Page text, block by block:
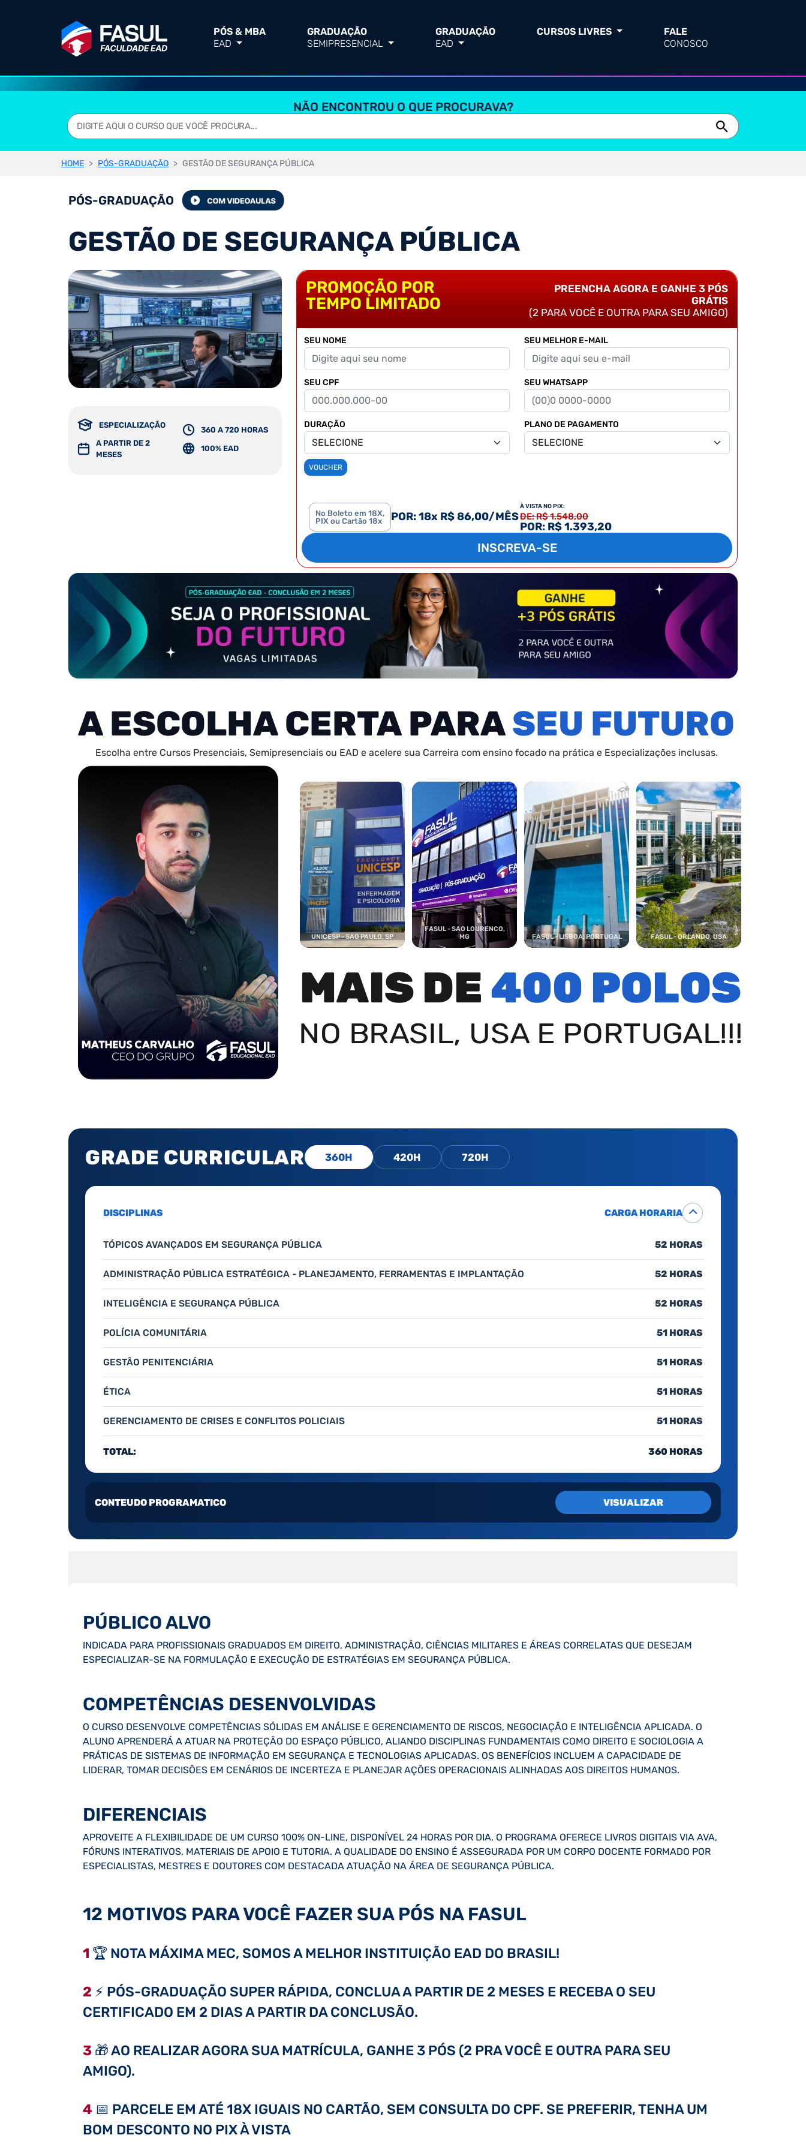
PÓS & MBA
EAD
GRADUAÇÃO
SEMIPRESENCIAL
GRADUAÇÃO
EAD
CURSOS LIVRES
FALE
CONOSCO
NÃO ENCONTROU O QUE PROCURAVA?
HOME PÓS-GRADUAÇÃO GESTÃO DE SEGURANÇA PÚBLICA
PÓS-GRADUAÇÃO
GESTÃO DE SEGURANÇA PÚBLICA
ESPECIALIZAÇÃO
A PARTIR DE 2
MESES
360 A 720 HORAS
100% EAD
PROMOÇÃO POR
TEMPO LIMITADO
PREENCHA AGORA E GANHE 3 PÓS
GRÁTIS
(2 PARA VOCÊ E OUTRA PARA SEU AMIGO)
SEU NOME
SEU CPF
SEU MELHOR E-MAIL
SEU WHATSAPP
DURAÇÃO PLANO DE PAGAMENTO
VOUCHER
No Boleto em 18X,
PIX ou Cartão 18x
POR: 18x R$ 86,00/MÊS
À VISTA NO PIX:
DE: R$ 1.548,00
POR: R$ 1.393,20
INSCREVA-SE
A ESCOLHA CERTA PARASEU FUTURO
Escolha entre Cursos Presenciais, Semipresenciais ou EAD e acelere sua Carreira com ensino focado na prática e Especializações inclusas.
UNICESP - SAO PAULO, SP
FASUL - SAO LOURENCO,
MG
FASUL - LISBOA, PORTUGAL FASUL - ORLANDO, USA
MAIS DE 400 POLOS
NO BRASIL, USA E PORTUGAL!!!
GRADE CURRICULAR 360H 420H 720H
DISCIPLINAS CARGA HORARIA
TÓPICOS AVANÇADOS EM SEGURANÇA PÚBLICA 52 HORAS
ADMINISTRAÇÃO PÚBLICA ESTRATÉGICA - PLANEJAMENTO, FERRAMENTAS E IMPLANTAÇÃO 52 HORAS
INTELIGÊNCIA E SEGURANÇA PÚBLICA 52 HORAS
POLÍCIA COMUNITÁRIA 51 HORAS
GESTÃO PENITENCIÁRIA 51 HORAS
ÉTICA 51 HORAS
GERENCIAMENTO DE CRISES E CONFLITOS POLICIAIS 51 HORAS
TOTAL: 360 HORAS
CONTEUDO PROGRAMATICO VISUALIZAR
PÚBLICO ALVO
INDICADA PARA PROFISSIONAIS GRADUADOS EM DIREITO, ADMINISTRAÇÃO, CIÊNCIAS MILITARES E ÁREAS CORRELATAS QUE DESEJAM
ESPECIALIZAR-SE NA FORMULAÇÃO E EXECUÇÃO DE ESTRATÉGIAS EM SEGURANÇA PÚBLICA.
COMPETÊNCIAS DESENVOLVIDAS
O CURSO DESENVOLVE COMPETÊNCIAS SÓLIDAS EM ANÁLISE E GERENCIAMENTO DE RISCOS, NEGOCIAÇÃO E INTELIGÊNCIA APLICADA. O
ALUNO APRENDERÁ A ATUAR NA PROTEÇÃO DO ESPAÇO PÚBLICO, ALIANDO DISCIPLINAS FUNDAMENTAIS COMO DIREITO E SOCIOLOGIA A
PRÁTICAS DE SISTEMAS DE INFORMAÇÃO EM SEGURANÇA E TECNOLOGIAS APLICADAS. OS BENEFÍCIOS INCLUEM A CAPACIDADE DE
LIDERAR, TOMAR DECISÕES EM CENÁRIOS DE INCERTEZA E PLANEJAR AÇÕES OPERACIONAIS ALINHADAS AOS DIREITOS HUMANOS.
DIFERENCIAIS
APROVEITE A FLEXIBILIDADE DE UM CURSO 100% ON-LINE, DISPONÍVEL 24 HORAS POR DIA. O PROGRAMA OFERECE LIVROS DIGITAIS VIA AVA,
FÓRUNS INTERATIVOS, MATERIAIS DE APOIO E TUTORIA. A QUALIDADE DO ENSINO É ASSEGURADA POR UM CORPO DOCENTE FORMADO POR
ESPECIALISTAS, MESTRES E DOUTORES COM DESTACADA ATUAÇÃO NA ÁREA DE SEGURANÇA PÚBLICA.
12 MOTIVOS PARA VOCÊ FAZER SUA PÓS NA FASUL
1 🏆 NOTA MÁXIMA MEC, SOMOS A MELHOR INSTITUIÇÃO EAD DO BRASIL!
2 ⚡ PÓS-GRADUAÇÃO SUPER RÁPIDA, CONCLUA A PARTIR DE 2 MESES E RECEBA O SEU
CERTIFICADO EM 2 DIAS A PARTIR DA CONCLUSÃO.
3 🎁 AO REALIZAR AGORA SUA MATRÍCULA, GANHE 3 PÓS (2 PRA VOCÊ E OUTRA PARA SEU
AMIGO).
4 📅 PARCELE EM ATÉ 18X IGUAIS NO CARTÃO, SEM CONSULTA DO CPF. SE PREFERIR, TENHA UM
BOM DESCONTO NO PIX À VISTA